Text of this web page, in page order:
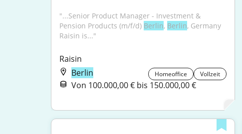
"...Senior Product Manager - Investment &
Pension Products (m/f/d) Berlin, Berlin, Germany
Raisin is..."
Raisin
Berlin
Homeoffice Vollzeit
Von 100.000,00 € bis 150.000,00 €